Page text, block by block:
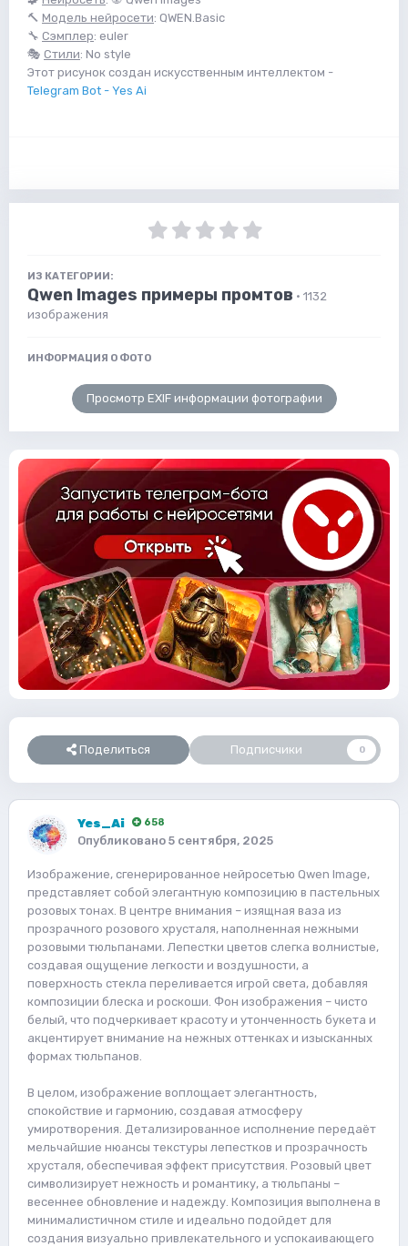
🔨 Модель нейросети: QWEN.Basic
🔧 Сэмплер: euler
🎭 Стили: No style
Этот рисунок создан искусственным интеллектом -
Telegram Bot - Yes Ai
ИЗ КАТЕГОРИИ:
Qwen Images примеры промтов · 1132
изображения
ИНФОРМАЦИЯ О ФОТО
Просмотр EXIF информации фотографии
Поделиться Подписчики 0
Yes_Ai 658
Опубликовано 5 сентября, 2025
Изображение, сгенерированное нейросетью Qwen Image,
представляет собой элегантную композицию в пастельных
розовых тонах. В центре внимания – изящная ваза из
прозрачного розового хрусталя, наполненная нежными
розовыми тюльпанами. Лепестки цветов слегка волнистые,
создавая ощущение легкости и воздушности, а
поверхность стекла переливается игрой света, добавляя
композиции блеска и роскоши. Фон изображения – чисто
белый, что подчеркивает красоту и утонченность букета и
акцентирует внимание на нежных оттенках и изысканных
формах тюльпанов.
В целом, изображение воплощает элегантность,
спокойствие и гармонию, создавая атмосферу
умиротворения. Детализированное исполнение передаёт
мельчайшие нюансы текстуры лепестков и прозрачность
хрусталя, обеспечивая эффект присутствия. Розовый цвет
символизирует нежность и романтику, а тюльпаны –
весеннее обновление и надежду. Композиция выполнена в
минималистичном стиле и идеально подойдет для
создания визуально привлекательного и успокаивающего